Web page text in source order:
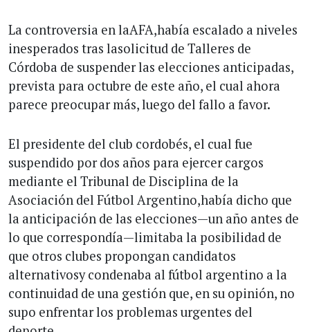
La controversia en laAFA,había escalado a niveles
inesperados tras lasolicitud de Talleres de
Córdoba de suspender las elecciones anticipadas,
prevista para octubre de este año, el cual ahora
parece preocupar más, luego del fallo a favor.
El presidente del club cordobés, el cual fue
suspendido por dos años para ejercer cargos
mediante el Tribunal de Disciplina de la
Asociación del Fútbol Argentino,había dicho que
la anticipación de las elecciones—un año antes de
lo que correspondía—limitaba la posibilidad de
que otros clubes propongan candidatos
alternativosy condenaba al fútbol argentino a la
continuidad de una gestión que, en su opinión, no
supo enfrentar los problemas urgentes del